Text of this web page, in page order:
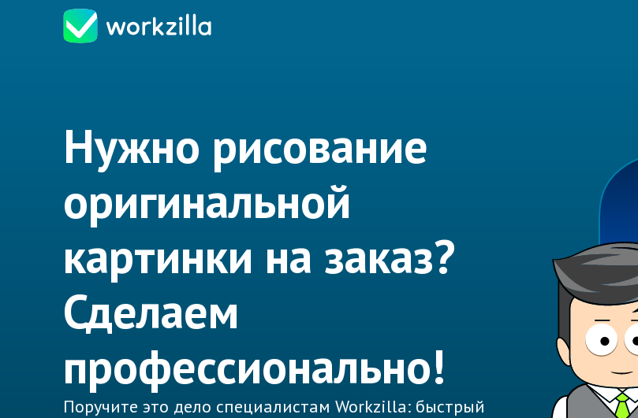
Нужно рисование
оригинальной
картинки на заказ?
Сделаем
профессионально!
Поручите это дело специалистам Workzilla: быстрый